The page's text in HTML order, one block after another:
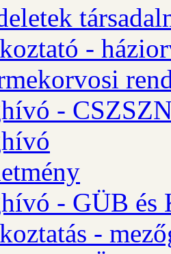
-
-
- GÜB és
-